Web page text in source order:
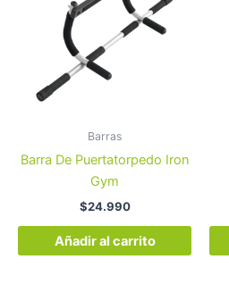
Barras
Barra De Puertatorpedo Iron
Gym
$24.990
Añadir al carrito